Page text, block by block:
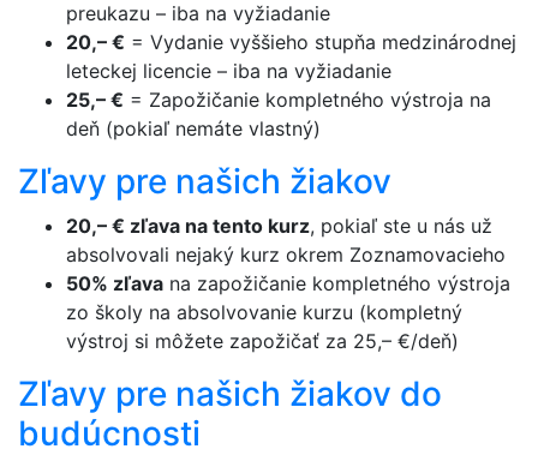
preukazu – iba na vyžiadanie
20,– € = Vydanie vyššieho stupňa medzinárodnej
leteckej licencie – iba na vyžiadanie
25,– € = Zapožičanie kompletného výstroja na
deň (pokiaľ nemáte vlastný)
Zľavy pre našich žiakov
20,– € zľava na tento kurz, pokiaľ ste u nás už
absolvovali nejaký kurz okrem Zoznamovacieho
50% zľava na zapožičanie kompletného výstroja
zo školy na absolvovanie kurzu (kompletný
výstroj si môžete zapožičať za 25,– €/deň)
Zľavy pre našich žiakov do
budúcnosti